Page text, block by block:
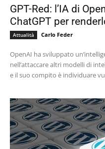
GPT-Red: l’IA di
ChatGPT per
Attualità Carlo Feder
OpenAI ha sviluppato
nell’attaccare altri modelli di
e il suo compito è individuare